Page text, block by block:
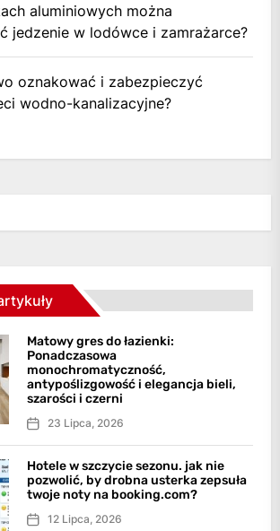
aluminiowych można
jedzenie w lodówce i zamrażarce?
oznakować i zabezpieczyć
wodno-kanalizacyjne?
Matowy gres do łazienki:
Ponadczasowa
monochromatyczność,
antypoślizgowość i elegancja bieli,
szarości i czerni
23 Lipca, 2026
Hotele w szczycie sezonu. jak nie
pozwolić, by drobna usterka zepsuła
twoje noty na booking.com?
12 Lipca, 2026